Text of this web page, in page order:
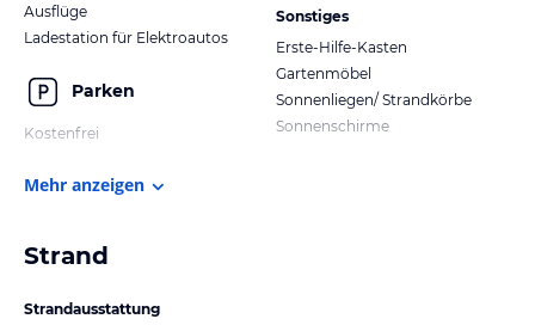
Ausflüge
Ladestation für Elektroautos
Parken
Kostenfrei
Sonstiges
Erste-Hilfe-Kasten
Gartenmöbel
Sonnenliegen/ Strandkörbe
Sonnenschirme
Mehr anzeigen
Strand
Strandausstattung